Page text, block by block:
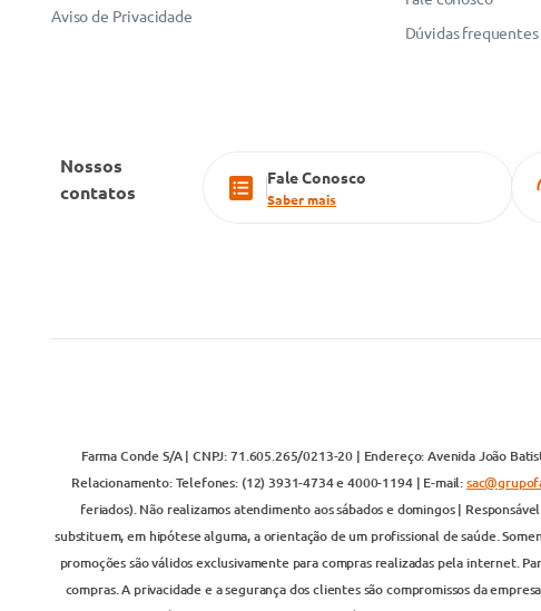
Aviso de Privacidade
Dúvidas frequentes
Nossos
contatos
Fale Conosco
Saber mais
Farma Conde S/A | CNPJ: 71.605.265/0213-20 | Endereço: Avenida João
Relacionamento: Telefones: (12) 3931-4734 e 4000-1194 | E-mail:
feriados). Não realizamos atendimento aos sábados e domingos |
substituem, em hipótese alguma, a orientação de um profissional de saúde.
promoções são válidos exclusivamente para compras realizadas pela internet.
compras. A privacidade e a segurança dos clientes são compromissos da